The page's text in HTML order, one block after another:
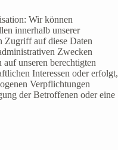
Wir können
innerhalb unserer
Zugriff auf diese Daten
Zwecken
unseren berechtigten
Interessen oder erfolgt,
Verpflichtungen
der Betroffenen oder eine